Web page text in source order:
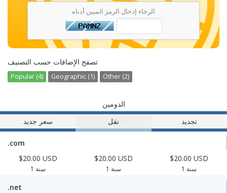
الرجاء إدخال الرمز المبين أدناه
تصفح الإضافات حسب التصنيف
Popular (4) Geographic (1) Other (2)
الدومين
سعر جديد
نقل تجديد
.com
$20.00 USD
1 سنة
$20.00 USD
1 سنة
$20.00 USD
1 سنة
.net